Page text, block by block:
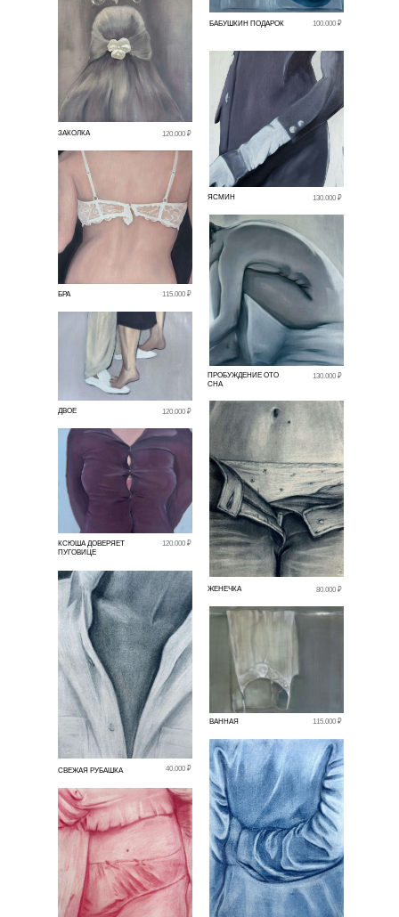
БАБУШКИН ПОДАРОК 100.000 ₽
ЯСМИН 130.000 ₽
БРА 115.000 ₽
ПРОБУЖДЕНИЕ ОТО
СНА
130.000 ₽
ВАННАЯ 115.000 ₽
СВЕЖАЯ РУБАШКА 40.000 ₽
ЖЕНЕЧКА 80.000 ₽
КСЮША ДОВЕРЯЕТ
ПУГОВИЦЕ
120.000 ₽
ДВОЕ 120.000 ₽
ЗАКОЛКА 120.000 ₽